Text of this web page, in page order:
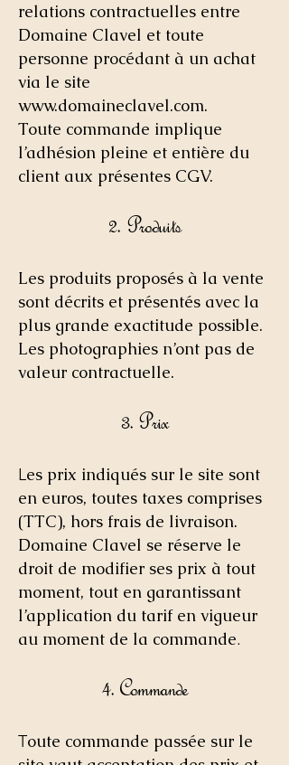
relations contractuelles entre
Domaine Clavel et toute
personne procédant à un achat
via le site
www.domaineclavel.com.
Toute commande implique
l’adhésion pleine et entière du
client aux présentes CGV.
2. Produits
Les produits proposés à la vente
sont décrits et présentés avec la
plus grande exactitude possible.
Les photographies n’ont pas de
valeur contractuelle.
3. Prix
Les prix indiqués sur le site sont
en euros, toutes taxes comprises
(TTC), hors frais de livraison.
Domaine Clavel se réserve le
droit de modifier ses prix à tout
moment, tout en garantissant
l’application du tarif en vigueur
au moment de la commande.
4. Commande
Toute commande passée sur le